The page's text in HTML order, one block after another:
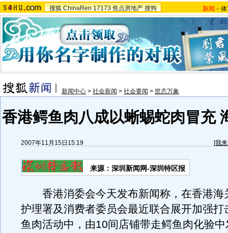
搜狐 ChinaRen 17173 焦点房地产 搜狗 新闻 -
新闻中心 > 社会新闻 > 社会要闻 > 世态万象
香港鳄鱼肉八成以蜥蜴蛇肉冒充
2007年11月15日15:19 [我
来源：深圳新闻网-深圳特区报
香港消委会今天发布新闻称，在香港海
护理署及消费者委员会最近联合展开加强打
鱼肉活动中，由10间店铺带走鳄鱼肉化验